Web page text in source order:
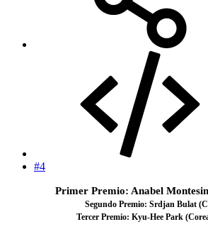
#4
Primer Premio: Anabel
Segundo Premio: Srdjan Bulat
Tercer Premio: Kyu-Hee Park